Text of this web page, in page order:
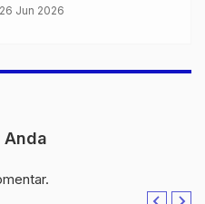
Ikut Istigasah dan
Jun 2026
Anda